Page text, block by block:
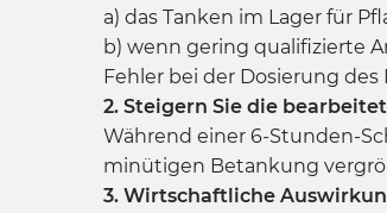
a) das Tanken im Lager für
b) wenn gering qualifizierte
Fehler bei der Dosierung
2. Steigern Sie die
Während einer 6-Stunden-
minütigen Betankung
3. Wirtschaftliche